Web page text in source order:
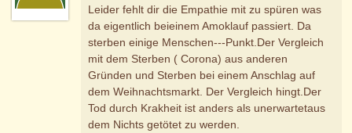
Leider fehlt dir die Empathie mit zu spüren was
da eigentlich beieinem Amoklauf passiert. Da
sterben einige Menschen---Punkt.Der Vergleich
mit dem Sterben ( Corona) aus anderen
Gründen und Sterben bei einem Anschlag auf
dem Weihnachtsmarkt. Der Vergleich hingt.Der
Tod durch Krakheit ist anders als unerwartetaus
dem Nichts getötet zu werden.